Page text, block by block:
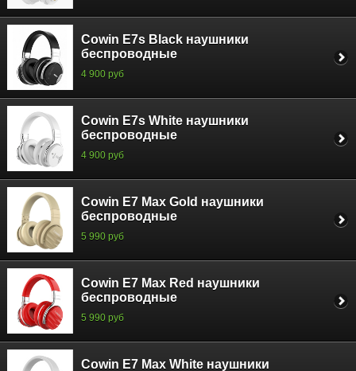
Cowin E7s Black наушники
беспроводные
4 900 руб
Cowin E7s White наушники
беспроводные
4 900 руб
Cowin E7 Max Gold наушники
беспроводные
5 990 руб
Cowin E7 Max Red наушники
беспроводные
5 990 руб
Cowin E7 Max White наушники